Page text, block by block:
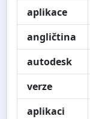
aplikace
angličtina
autodesk
verze
aplikaci